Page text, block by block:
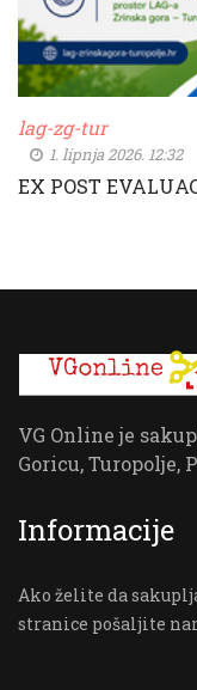
lag-zg-tur
1. lipnja 2026. 12:32
EX POST
VG Online je
Goricu, Turopolje,
Informacije
Ako želite da
stranice pošaljite